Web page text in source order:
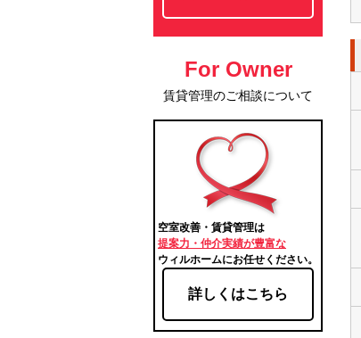
For Owner
賃貸管理のご相談について
空室改善・賃貸管理は
提案力・仲介実績が豊富な
ウィルホームにお任せください。
詳しくはこちら